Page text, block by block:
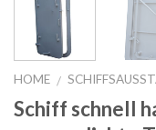
HOME /
Schiff schnell